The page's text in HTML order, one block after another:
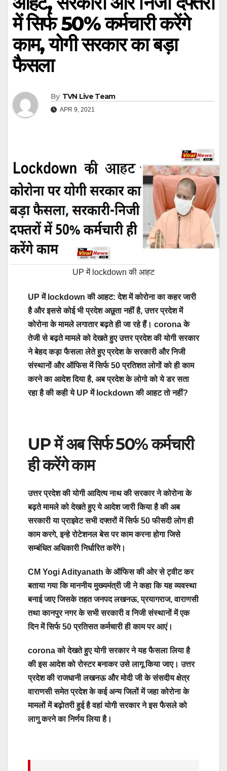
में सिर्फ 50% कर्मचारी करेंगे
काम, योगी सरकार का बड़ा
फैसला
By TVN Live Team
APR 9, 2021
UP में lockdown की आहट
UP में lockdown की आहट: देश में कोरोना का कहर जारी
है और इससे कोई भी प्रदेश अछूता नहीं है, उत्तर प्रदेश में
कोरोना के मामले लगातार बढ़ते ही जा रहे हैं। corona के
तेजी से बढ़ते मामले को देखते हुए उत्तर प्रदेश की योगी सरकार
ने बेहद कड़ा फैसला लेते हुए प्रदेश के सरकारी और निजी
संस्थानों और ऑफिस में सिर्फ 50 प्रतिशत लोगों को ही काम
करने का आदेश दिया है, अब प्रदेश के लोगो को ये डर सता
रहा है की कही ये UP में lockdown की आहट तो नहीं?
UP में अब सिर्फ 50% कर्मचारी
ही करेंगे काम
उत्तर प्रदेश की योगी आदित्य नाथ की सरकार ने कोरोना के
बढ़ते मामले को देखते हुए ये आदेश जारी किया है की अब
सरकारी या प्राइवेट सभी दफ्तरों में सिर्फ 50 फीसदी लोग ही
काम करगे, इन्हे रोटेशनल बेस पर काम करना होगा जिसे
सम्बंधित अधिकारी निर्धारित करेंगे।
CM Yogi Adityanath के ऑफिस की ओर से ट्वीट कर
बताया गया कि माननीय मुख्यमंत्री जी ने कहा कि यह व्यवस्था
बनाई जाए जिसके तहत जनपद लखनऊ, प्रयागराज, वाराणसी
तथा कानपुर नगर के सभी सरकारी व निजी संस्थानों में एक
दिन में सिर्फ 50 प्रतिसत कर्मचारी ही काम पर आएं।
corona को देखते हुए योगी सरकार ने यह फैसला लिया है
की इस आदेश को रोस्टर बनाकर उसे लागू किया जाए। उत्तर
प्रदेश की राजधानी लखनऊ और मोदी जी के संसदीय क्षेत्र
वाराणसी समेत प्रदेश के कई अन्य जिलों में जहा कोरोना के
मामलों में बढ़ोतरी हुई है वहां योगी सरकार ने इस फैसले को
लागु करने का निर्णय लिया है।